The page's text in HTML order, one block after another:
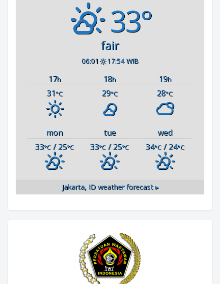
33°
fair
06:01 17:54 WIB
17h 18h 19h
31°C 29°C 28°C
mon tue
wed
33°C / 25°C 33°C / 25°C 34°C/ 24°C
Jakarta, IDweather forecast ▸